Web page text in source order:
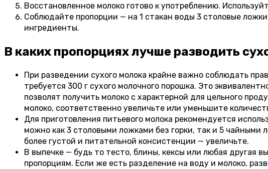
Восстановленное молоко готово к употреблению.
Соблюдайте пропорции — на 1 стакан воды 3 столовые
ингредиенты.
В каких пропорциях лучше разводить
При разведении сухого молока крайне важно соблюдать
требуется 300 г сухого молочного порошка. Это
позволят получить молоко с характерной для цельного
молоко, соответственно увеличьте или уменьшите
Для приготовления питьевого молока рекомендуется
можно как 3 столовыми ложками без горки, так и 5
более густой и питательной консистенции — увеличьте.
В выпечке — будь то тесто, блины, кексы или любая другая
пропорциям. Если же есть разделение на воду и молоко,